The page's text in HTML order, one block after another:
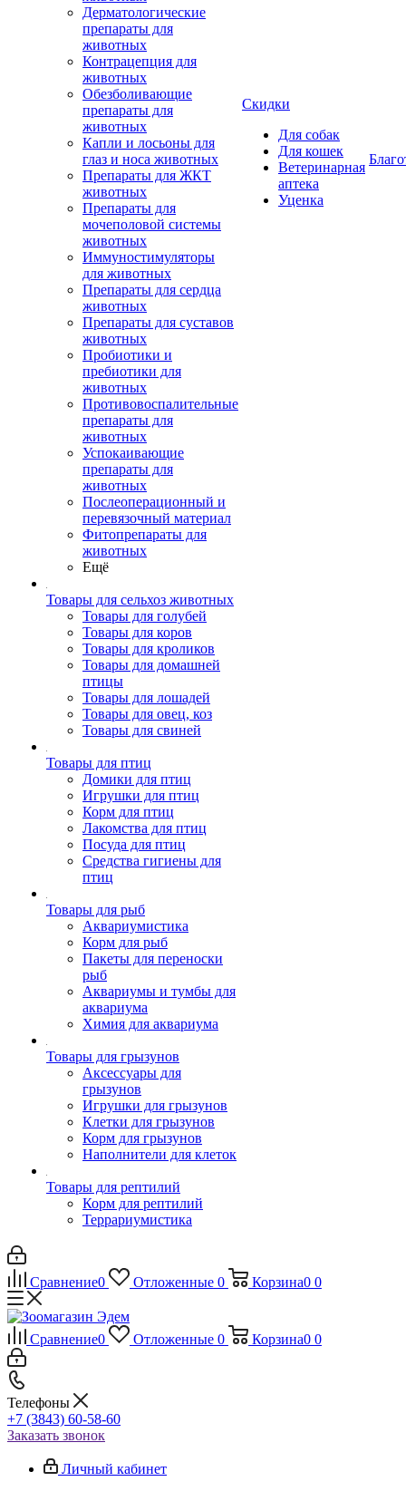
Дерматологические
препараты для
животных
Контрацепция для
животных
Обезболивающие
препараты для
животных
Капли и лосьоны для
глаз и носа животных
Препараты для ЖКТ
животных
Препараты для
мочеполовой системы
животных
Иммуностимуляторы
для животных
Препараты для сердца
животных
Препараты для суставов
животных
Пробиотики и
пребиотики для
животных
Противовоспалительные
препараты для
животных
Успокаивающие
препараты для
животных
Послеоперационный и
перевязочный материал
Фитопрепараты для
животных
Ещё
Товары для сельхоз животных
Товары для голубей
Товары для коров
Товары для кроликов
Товары для домашней
птицы
Товары для лошадей
Товары для овец, коз
Товары для свиней
Товары для птиц
Домики для птиц
Игрушки для птиц
Корм для птиц
Лакомства для птиц
Посуда для птиц
Средства гигиены для
птиц
Товары для рыб
Аквариумистика
Корм для рыб
Пакеты для переноски
рыб
Аквариумы и тумбы для
аквариума
Химия для аквариума
Товары для грызунов
Аксессуары для
грызунов
Игрушки для грызунов
Клетки для грызунов
Корм для грызунов
Наполнители для клеток
Товары для рептилий
Корм для рептилий
Террариумистика
Скидки
Для собак
Для кошек
Ветеринарная
аптека
Уценка
Сравнение0 Отложенные 0 Корзина0 0
Сравнение0 Отложенные 0 Корзина0 0
Телефоны
+7 (3843) 60-58-60
Заказать звонок
Личный кабинет